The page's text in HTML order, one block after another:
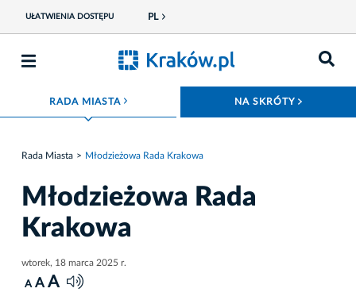
UŁATWIENIA DOSTĘPU PL
RADA MIASTAROZWIŃ MENU NA SKRÓTY
Rada Miasta Młodzieżowa Rada Krakowa
Młodzieżowa Rada
Krakowa
wtorek, 18 marca 2025 r.
A A A